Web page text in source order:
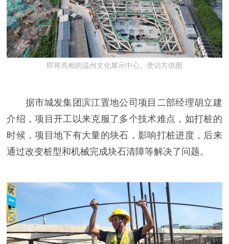
即将亮相的温州文化展示中心。受访方供图
据市城发集团滨江置地公司项目二部经理胡立建
介绍，项目开工以来克服了多个技术难点，如打桩的
时候，项目地下有大量的块石，影响打桩进度，后来
通过改变桩型和机械完成块石清障等解决了问题。